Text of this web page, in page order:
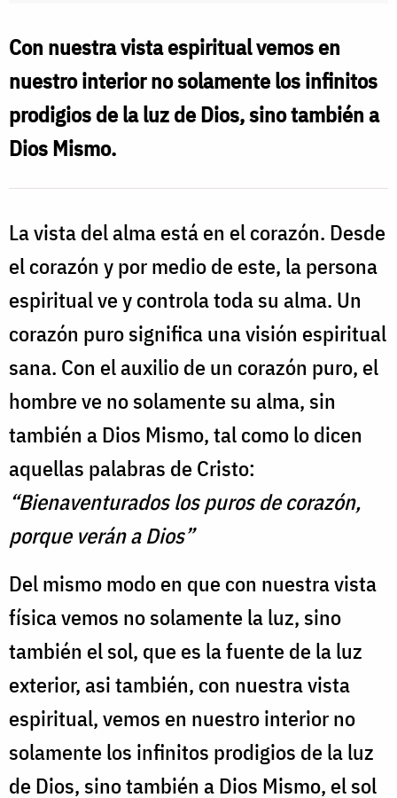
Con nuestra vista espiritual vemos en
nuestro interior no solamente los infinitos
prodigios de la luz de Dios, sino también a
Dios Mismo.
La vista del alma está en el corazón. Desde
el corazón y por medio de este, la persona
espiritual ve y controla toda su alma. Un
corazón puro significa una visión espiritual
sana. Con el auxilio de un corazón puro, el
hombre ve no solamente su alma, sin
también a Dios Mismo, tal como lo dicen
aquellas palabras de Cristo:
“Bienaventurados los puros de corazón,
porque verán a Dios”
Del mismo modo en que con nuestra vista
física vemos no solamente la luz, sino
también el sol, que es la fuente de la luz
exterior, asi también, con nuestra vista
espiritual, vemos en nuestro interior no
solamente los infinitos prodigios de la luz
de Dios, sino también a Dios Mismo, el sol